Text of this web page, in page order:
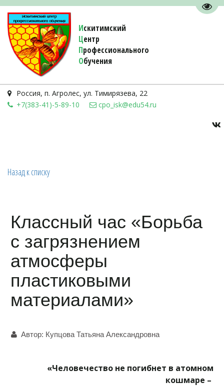
Искитимский
Центр
Профессионального
Обучения
Россия, п. Агролес, ул. Тимирязева, 22
+7(383-41)-5-89-10
cpo_isk@edu54.ru
Назад к списку
Классный час «Борьба
с загрязнением
атмосферы
пластиковыми
материалами»
Автор: Купцова Татьяна Александровна
«Человечество не погибнет в атомном
кошмаре –